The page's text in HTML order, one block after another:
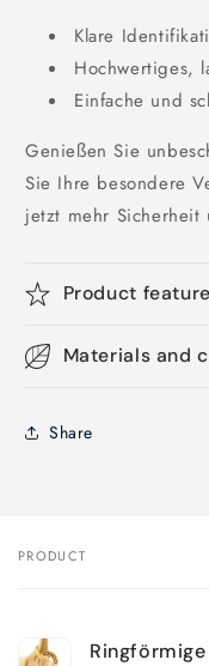
Klare
Hochwertiges,
Einfache und
Genießen Sie
Sie Ihre besondere
jetzt mehr
Product
Materials and
Share
Your
PRODUCT